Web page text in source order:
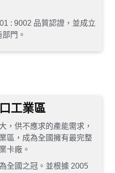
: 9002 品質認證，並成立
門。
工業區
，供不應求的產能需求，
區，成為全國擁有最完整
卡廠。
全國之冠。並根據 2005